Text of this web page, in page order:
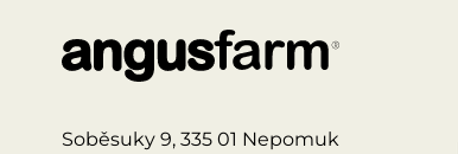
Soběsuky 9, 335 01 Nepomuk